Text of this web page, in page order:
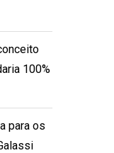
100%
para os